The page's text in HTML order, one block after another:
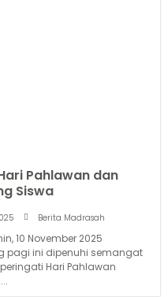
Pahlawan dan
Siswa
Berita Madrasah
10 November 2025
pagi ini dipenuhi semangat
Hari Pahlawan